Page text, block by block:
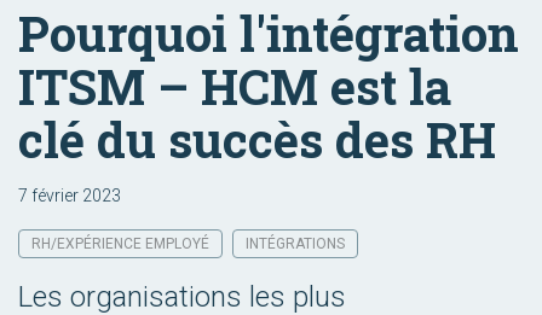
Pourquoi l'intégration
ITSM – HCM est la
clé du succès des RH
7 février 2023
RH/EXPÉRIENCE EMPLOYÉ INTÉGRATIONS
Les organisations les plus